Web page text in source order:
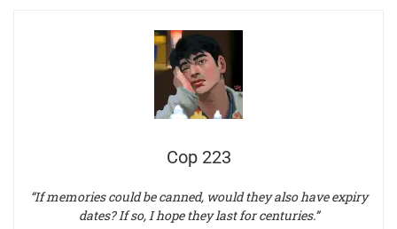
Cop 223
“If memories could be canned, would they also have expiry
dates? If so, I hope they last for centuries.”